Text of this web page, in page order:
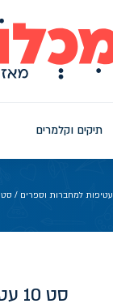
תיקים וקלמרים
עטיפות למחברות וספרים / סט 10 עטיפות ניילון צבעוניות למחברת A5
סט 10 עטיפות ניילון צבעוניות למחברת A5